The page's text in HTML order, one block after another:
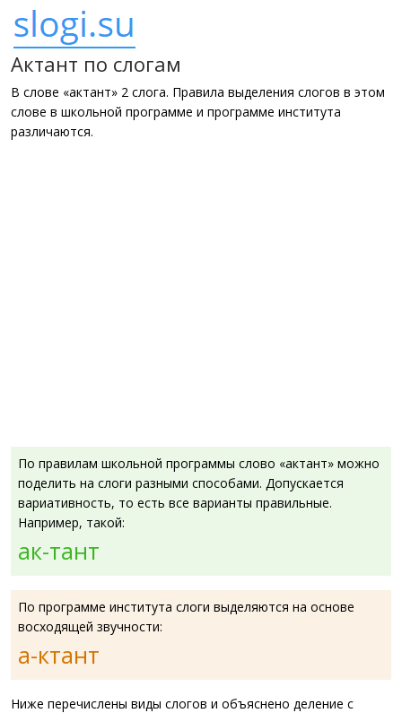
Актант по слогам
В слове «актант» 2 слога. Правила выделения слогов в этом
слове в школьной программе и программе института
различаются.
По правилам школьной программы слово «актант» можно
поделить на слоги разными способами. Допускается
вариативность, то есть все варианты правильные.
Например, такой:
ак-тант
По программе института слоги выделяются на основе
восходящей звучности:
а-ктант
Ниже перечислены виды слогов и объяснено деление с